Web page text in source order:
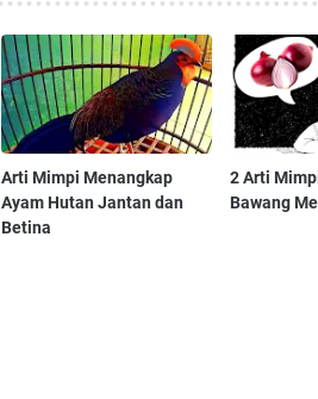
Arti Mimpi Menangkap
Ayam Hutan Jantan dan
Betina
2 Arti
Bawang